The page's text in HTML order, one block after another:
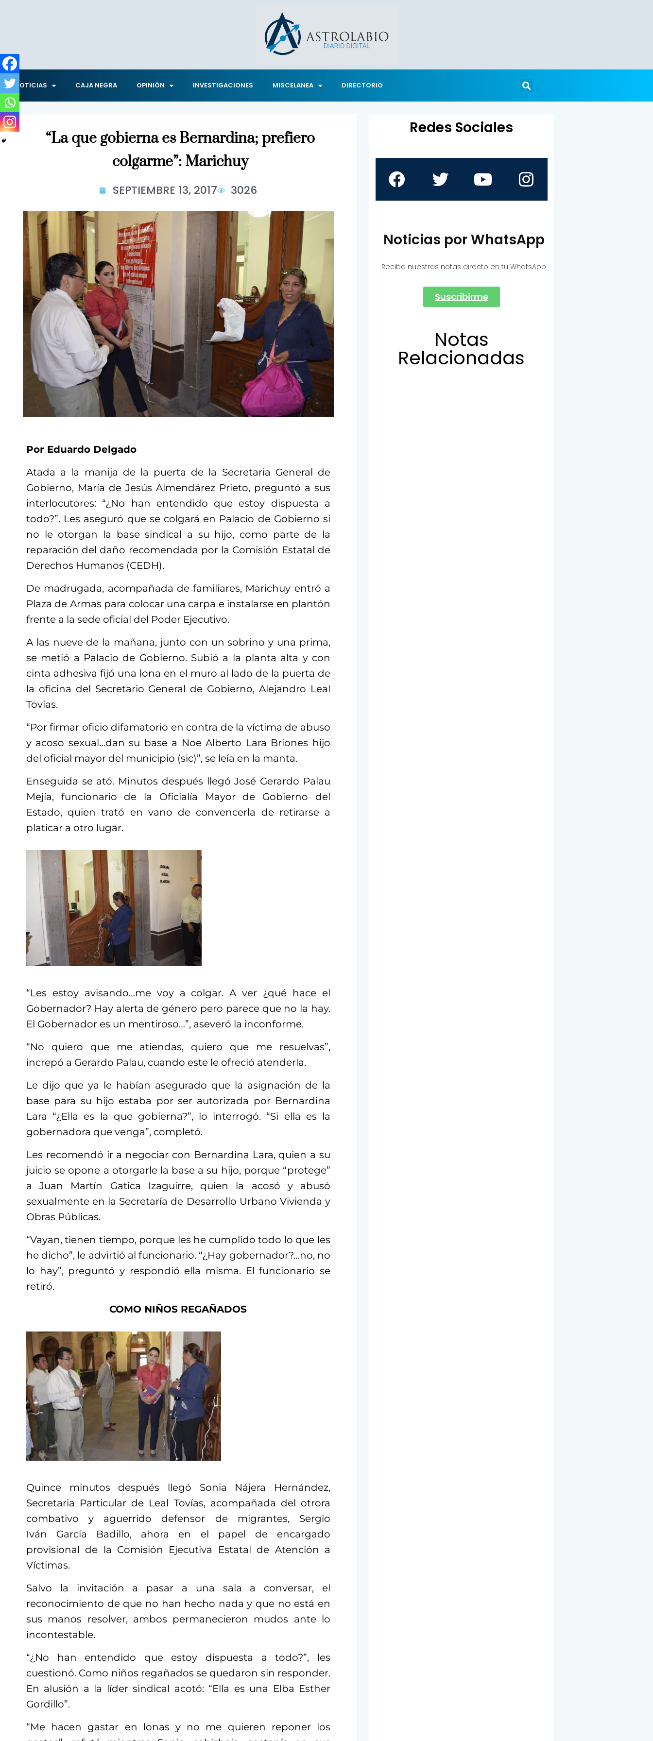
NOTICIAS CAJA NEGRA OPINIÓN INVESTIGACIONES MISCELANEA DIRECTORIO
“La que gobierna es Bernardina; prefiero
colgarme”: Marichuy
SEPTIEMBRE 13, 2017 3026
Por Eduardo Delgado
Atada a la manija de la puerta de la Secretaria General de
Gobierno, María de Jesús Almendárez Prieto, preguntó a sus
interlocutores: “¿No han entendido que estoy dispuesta a
todo?”. Les aseguró que se colgará en Palacio de Gobierno si
no le otorgan la base sindical a su hijo, como parte de la
reparación del daño recomendada por la Comisión Estatal de
Derechos Humanos (CEDH).
De madrugada, acompañada de familiares, Marichuy entró a
Plaza de Armas para colocar una carpa e instalarse en plantón
frente a la sede oficial del Poder Ejecutivo.
A las nueve de la mañana, junto con un sobrino y una prima,
se metió a Palacio de Gobierno. Subió a la planta alta y con
cinta adhesiva fijó una lona en el muro al lado de la puerta de
la oficina del Secretario General de Gobierno, Alejandro Leal
Tovías.
“Por firmar oficio difamatorio en contra de la víctima de abuso
y acoso sexual…dan su base a Noe Alberto Lara Briones hijo
del oficial mayor del municipio (sic)”, se leía en la manta.
Enseguida se ató. Minutos después llegó José Gerardo Palau
Mejía, funcionario de la Oficialía Mayor de Gobierno del
Estado, quien trató en vano de convencerla de retirarse a
platicar a otro lugar.
“Les estoy avisando…me voy a colgar. A ver ¿qué hace el
Gobernador? Hay alerta de género pero parece que no la hay.
El Gobernador es un mentiroso…”, aseveró la inconforme.
“No quiero que me atiendas, quiero que me resuelvas”,
increpó a Gerardo Palau, cuando este le ofreció atenderla.
Le dijo que ya le habían asegurado que la asignación de la
base para su hijo estaba por ser autorizada por Bernardina
Lara “¿Ella es la que gobierna?”, lo interrogó. “Si ella es la
gobernadora que venga”, completó.
Les recomendó ir a negociar con Bernardina Lara, quien a su
juicio se opone a otorgarle la base a su hijo, porque “protege”
a Juan Martín Gatica Izaguirre, quien la acosó y abusó
sexualmente en la Secretaría de Desarrollo Urbano Vivienda y
Obras Públicas.
“Vayan, tienen tiempo, porque les he cumplido todo lo que les
he dicho”, le advirtió al funcionario. “¿Hay gobernador?…no, no
lo hay”, preguntó y respondió ella misma. El funcionario se
retiró.
COMO NIÑOS REGAÑADOS
Quince minutos después llegó Sonia Nájera Hernández,
Secretaria Particular de Leal Tovías, acompañada del otrora
combativo y aguerrido defensor de migrantes, Sergio
Iván García Badillo, ahora en el papel de encargado
provisional de la Comisión Ejecutiva Estatal de Atención a
Víctimas.
Salvo la invitación a pasar a una sala a conversar, el
reconocimiento de que no han hecho nada y que no está en
sus manos resolver, ambos permanecieron mudos ante lo
incontestable.
“¿No han entendido que estoy dispuesta a todo?”, les
cuestionó. Como niños regañados se quedaron sin responder.
En alusión a la líder sindical acotó: “Ella es una Elba Esther
Gordillo”.
“Me hacen gastar en lonas y no me quieren reponer los
Redes Sociales
Noticias por WhatsApp
Recibe nuestras notas directo en tu WhatsApp
Suscribirme
Notas
Relacionadas